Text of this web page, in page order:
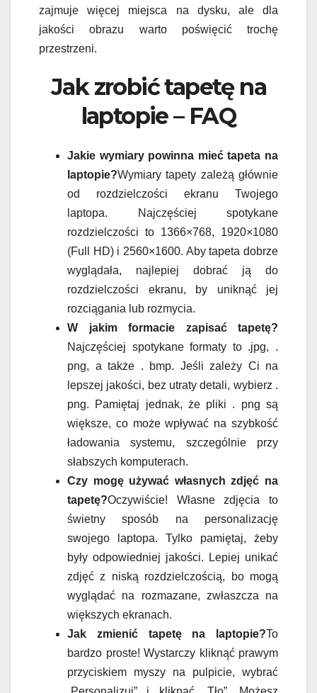
zajmuje więcej miejsca na dysku, ale dla
jakości obrazu warto poświęcić trochę
przestrzeni.
Jak zrobić tapetę na
laptopie – FAQ
Jakie wymiary powinna mieć tapeta na
laptopie?Wymiary tapety zależą głównie
od rozdzielczości ekranu Twojego
laptopa. Najczęściej spotykane
rozdzielczości to 1366×768, 1920×1080
(Full HD) i 2560×1600. Aby tapeta dobrze
wyglądała, najlepiej dobrać ją do
rozdzielczości ekranu, by uniknąć jej
rozciągania lub rozmycia.
W jakim formacie zapisać tapetę?
Najczęściej spotykane formaty to .jpg, .
png, a także . bmp. Jeśli zależy Ci na
lepszej jakości, bez utraty detali, wybierz .
png. Pamiętaj jednak, że pliki . png są
większe, co może wpływać na szybkość
ładowania systemu, szczególnie przy
słabszych komputerach.
Czy mogę używać własnych zdjęć na
tapetę?Oczywiście! Własne zdjęcia to
świetny sposób na personalizację
swojego laptopa. Tylko pamiętaj, żeby
były odpowiedniej jakości. Lepiej unikać
zdjęć z niską rozdzielczością, bo mogą
wyglądać na rozmazane, zwłaszcza na
większych ekranach.
Jak zmienić tapetę na laptopie?To
bardzo proste! Wystarczy kliknąć prawym
przyciskiem myszy na pulpicie, wybrać